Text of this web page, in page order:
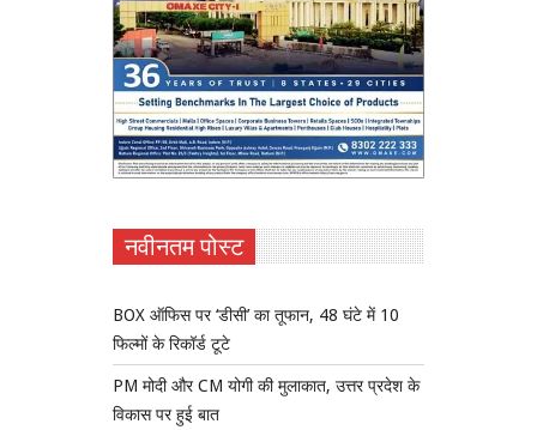
नवीनतम पोस्ट
BOX ऑफिस पर ‘डीसी’ का तूफान, 48 घंटे में 10
फिल्मों के रिकॉर्ड टूटे
PM मोदी और CM योगी की मुलाकात, उत्तर प्रदेश के
विकास पर हुई बात